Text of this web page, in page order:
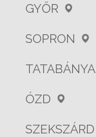
GYŐR
SOPRON
TATABÁNYA
ÓZD
SZEKSZÁRD